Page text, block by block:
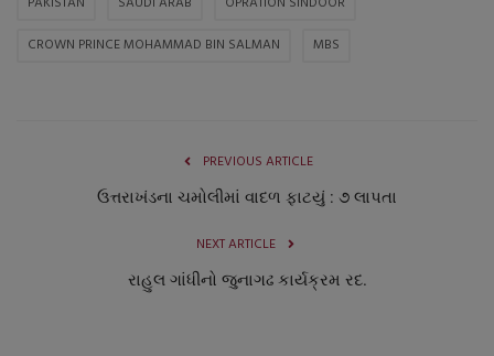
બોલિવૂડ
CROWN PRINCE MOHAMMAD BIN SALMAN
MBS
PREVIOUS ARTICLE
ઉત્તરાખંડના ચમોલીમાં વાદળ ફાટયું : ૭ લાપતા
NEXT ARTICLE
રાહુલ ગાંધીનો જુનાગઢ કાર્યક્રમ રદ.